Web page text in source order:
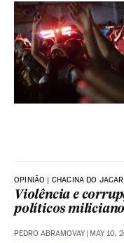
OPINIÃO | CHACINA DO
Violência e
políticos
PEDRO ABRAMOVAY | MAY 10,